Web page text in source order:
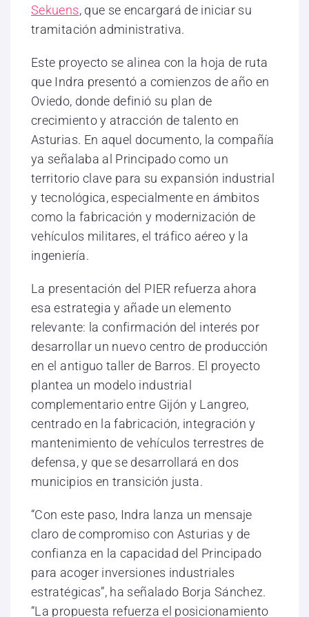
Sekuens, que se encargará de iniciar su
tramitación administrativa.
Este proyecto se alinea con la hoja de ruta
que Indra presentó a comienzos de año en
Oviedo, donde definió su plan de
crecimiento y atracción de talento en
Asturias. En aquel documento, la compañía
ya señalaba al Principado como un
territorio clave para su expansión industrial
y tecnológica, especialmente en ámbitos
como la fabricación y modernización de
vehículos militares, el tráfico aéreo y la
ingeniería.
La presentación del PIER refuerza ahora
esa estrategia y añade un elemento
relevante: la confirmación del interés por
desarrollar un nuevo centro de producción
en el antiguo taller de Barros. El proyecto
plantea un modelo industrial
complementario entre Gijón y Langreo,
centrado en la fabricación, integración y
mantenimiento de vehículos terrestres de
defensa, y que se desarrollará en dos
municipios en transición justa.
“Con este paso, Indra lanza un mensaje
claro de compromiso con Asturias y de
confianza en la capacidad del Principado
para acoger inversiones industriales
estratégicas”, ha señalado Borja Sánchez.
“La propuesta refuerza el posicionamiento